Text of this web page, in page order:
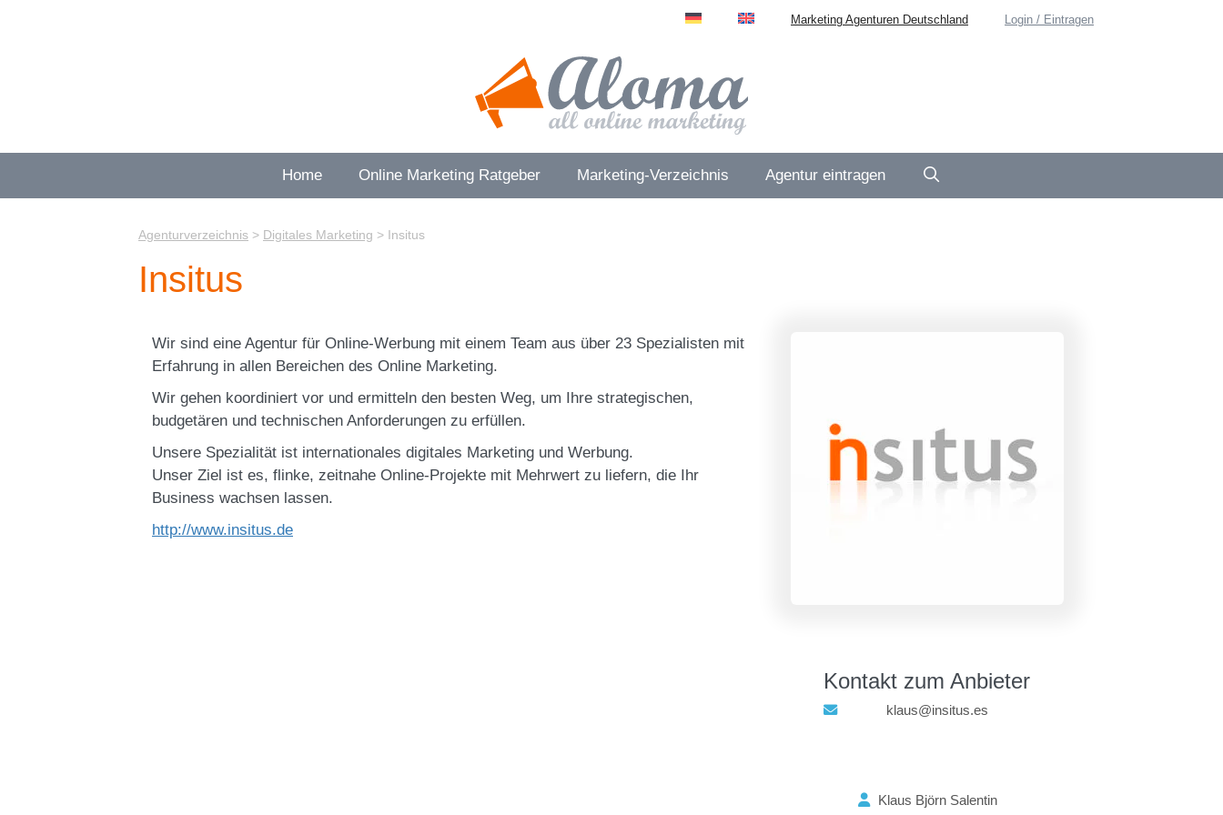
Marketing Agenturen Deutschland Login / Eintragen
Home Online Marketing Ratgeber Marketing-Verzeichnis Agentur eintragen
Agenturverzeichnis > Digitales Marketing > Insitus
Insitus
Wir sind eine Agentur für Online-Werbung mit einem Team aus über 23 Spezialisten mit
Erfahrung in allen Bereichen des Online Marketing.
Wir gehen koordiniert vor und ermitteln den besten Weg, um Ihre strategischen,
budgetären und technischen Anforderungen zu erfüllen.
Unsere Spezialität ist internationales digitales Marketing und Werbung.
Unser Ziel ist es, flinke, zeitnahe Online-Projekte mit Mehrwert zu liefern, die Ihr
Business wachsen lassen.
http://www.insitus.de
Kontakt zum Anbieter
klaus@insitus.es
Klaus Björn Salentin